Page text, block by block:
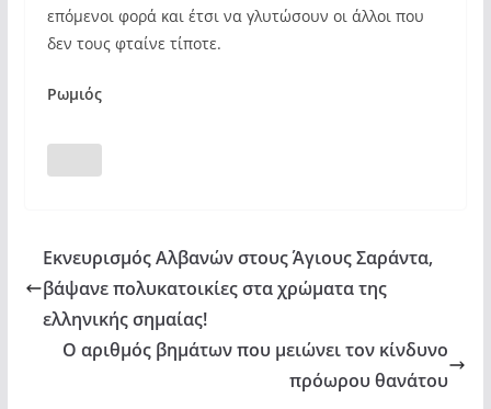
επόμενοι φορά και έτσι να γλυτώσουν οι άλλοι που
δεν τους φταίνε τίποτε.
Ρωμιός
Εκνευρισμός Αλβανών στους Άγιους Σαράντα,
βάψανε πολυκατοικίες στα χρώματα της
ελληνικής σημαίας!
Ο αριθμός βημάτων που μειώνει τον κίνδυνο
πρόωρου θανάτου